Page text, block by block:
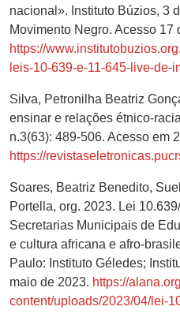
nacional». Instituto Búzios, 3
Movimento Negro. Acesso 17
https://
leis-10-639-e-11-645-live-de-
Silva, Petronilha Beatriz
ensinar e relações étnico-
n.3(63): 489-506. Acesso em
https://revistaseletronicas.pucrs.br/
Soares, Beatriz Benedito,
Portella, org. 2023. Lei
Secretarias Municipais de
e cultura africana e afro-
Paulo: Instituto Géledes;
maio de 2023. https://
content/uploads/2023/04/lei-